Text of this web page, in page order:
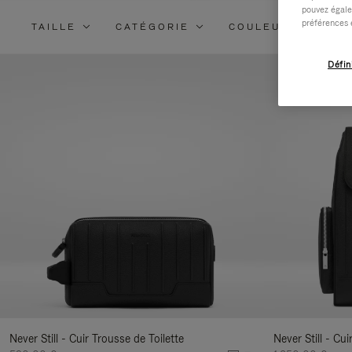
TAILLE CATÉGORIE COULEUR
Never Still - Cuir Trousse de Toilette
Never Still -
pouvez
préférences